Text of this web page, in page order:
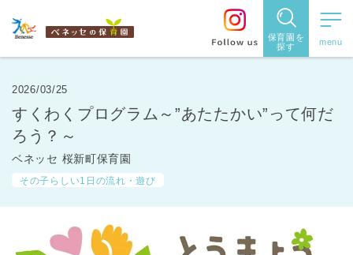
保育園を
探す
保育園を探す
住所・駅
す
2026/03/25
すくわくプログラム～”あたたかい”って何だ
ろう？～
ベネッセ 桜新町保育園
その子らしい1日の流れ・遊び